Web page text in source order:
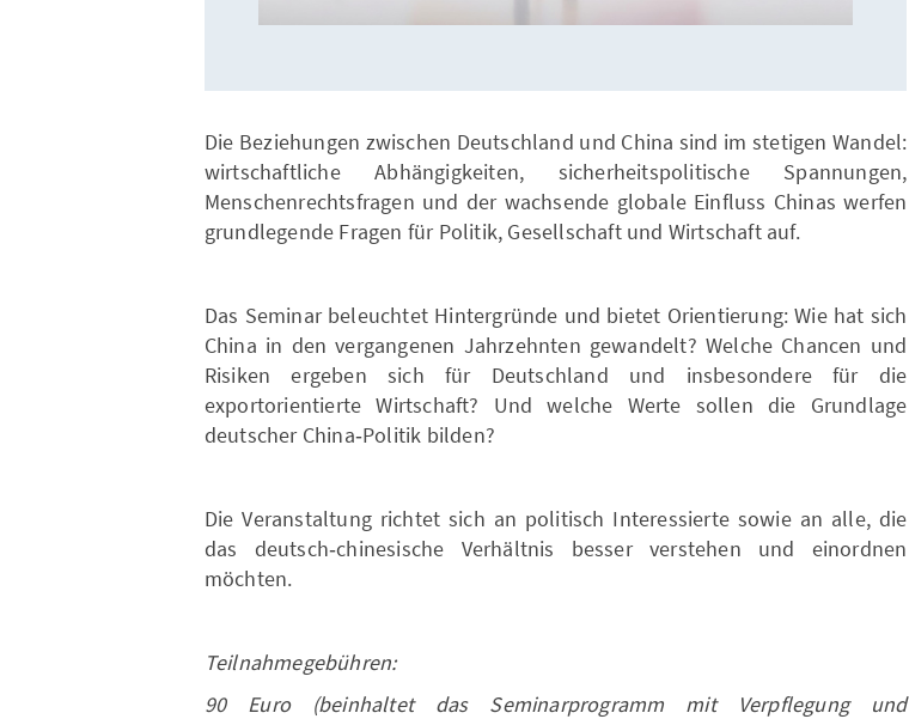
Die Beziehungen zwischen Deutschland und China sind im stetigen Wandel:
wirtschaftliche Abhängigkeiten, sicherheitspolitische Spannungen,
Menschenrechtsfragen und der wachsende globale Einfluss Chinas werfen
grundlegende Fragen für Politik, Gesellschaft und Wirtschaft auf.
Das Seminar beleuchtet Hintergründe und bietet Orientierung: Wie hat sich
China in den vergangenen Jahrzehnten gewandelt? Welche Chancen und
Risiken ergeben sich für Deutschland und insbesondere für die
exportorientierte Wirtschaft? Und welche Werte sollen die Grundlage
deutscher China‑Politik bilden?
Die Veranstaltung richtet sich an politisch Interessierte sowie an alle, die
das deutsch‑chinesische Verhältnis besser verstehen und einordnen
möchten.
Teilnahmegebühren:
90 Euro (beinhaltet das Seminarprogramm mit Verpflegung und